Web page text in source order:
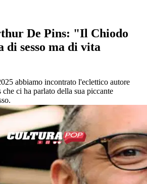
De Pins: "Il Chiodo
di sesso ma di vita
abbiamo incontrato l'eclettico autore
ci ha parlato della sua piccante